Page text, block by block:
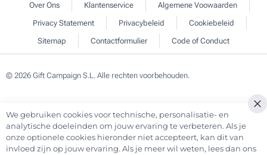
Over Ons Klantenservice
Algemene Voowaarden
Privacy Statement
Privacybeleid
Cookiebeleid
Sitemap
Contactformulier Code of Conduct
© 2026 Gift Campaign S.L. Alle rechten voorbehouden.
We gebruiken cookies voor technische, personalisatie- en
analytische doeleinden om jouw ervaring te verbeteren. Als je
onze optionele cookies hieronder niet accepteert, kan dit van
invloed zijn op jouw ervaring. Als je meer wil weten, lees dan ons